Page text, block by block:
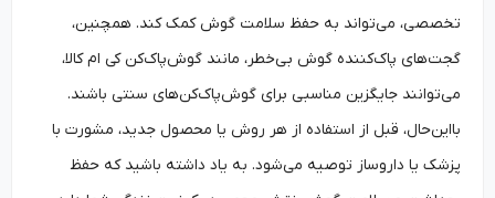
تخصصی، می‌تواند به حفظ سلامت گوش کمک کند. همچنین،
گجت‌های پاک‌کننده گوش بی‌خطر، مانند گوش‌پاک‌کن کی ام کالا،
می‌توانند جایگزین مناسبی برای گوش‌پاک‌کن‌های سنتی باشند.
بااین‌حال، قبل از استفاده از هر روش یا محصول جدید، مشورت با
پزشک یا داروساز توصیه می‌شود. به یاد داشته باشید که حفظ